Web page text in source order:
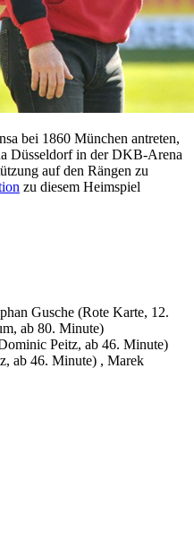
bei 1860 München antreten,
Düsseldorf in der DKB-Arena
auf den Rängen zu
zu diesem Heimspiel
Gusche (Rote Karte, 12.
ab 80. Minute)
Peitz, ab 46. Minute)
ab 46. Minute) , Marek